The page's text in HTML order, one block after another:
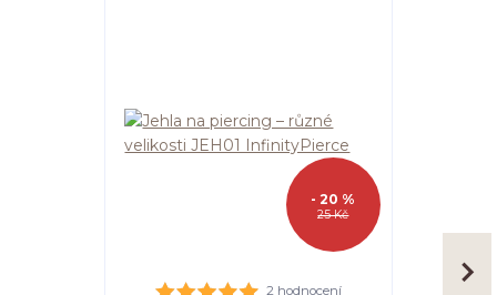
25 Kč
- 20 %
2 hodnocení